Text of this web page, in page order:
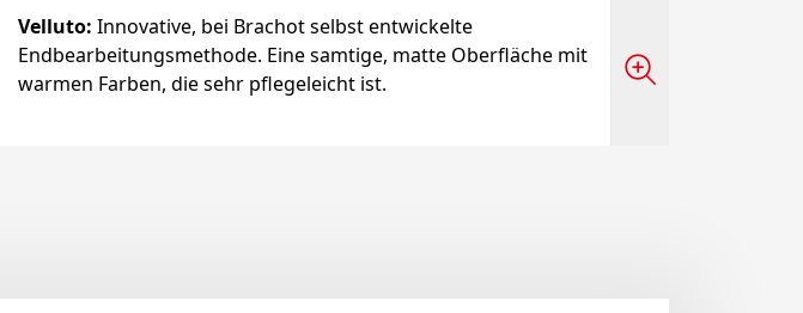
Velluto: Innovative, bei Brachot selbst entwickelte
Endbearbeitungsmethode. Eine samtige, matte Oberfläche mit
warmen Farben, die sehr pflegeleicht ist.